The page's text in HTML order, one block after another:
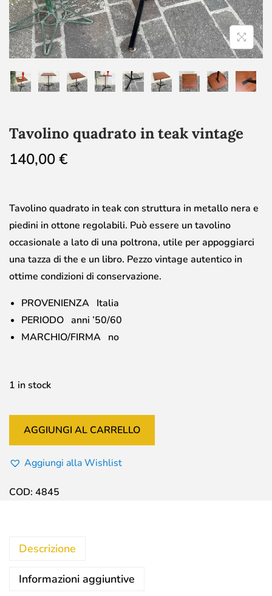
Tavolino quadrato in teak vintage
140,00€
Tavolino quadrato in teak con struttura in metallo nera e
piedini in ottone regolabili. Può essere un tavolino
occasionale a lato di una poltrona, utile per appoggiarci
una tazza di the e un libro. Pezzo vintage autentico in
ottime condizioni di conservazione.
PROVENIENZA Italia
PERIODO anni ’50/60
MARCHIO/FIRMA no
1 in stock
AGGIUNGI AL CARRELLO
Aggiungi alla Wishlist
COD: 4845
Descrizione
Informazioni aggiuntive